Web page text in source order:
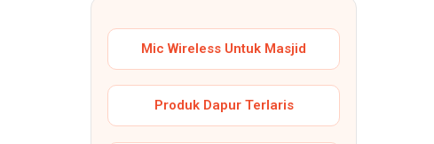
Mic Wireless Untuk Masjid
Produk Dapur Terlaris